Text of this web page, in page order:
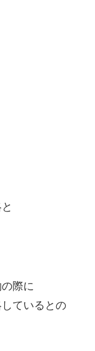
際に
ているとの